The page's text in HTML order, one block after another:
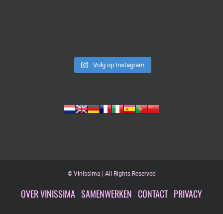
Volg op Instagram
© Vinissima | All Rights Reserved
OVER VINISSIMA SAMENWERKEN CONTACT| PRIVACY